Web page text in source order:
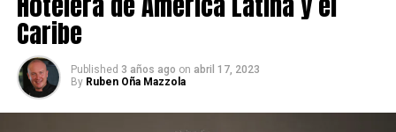
Caribe
Published 3 años ago on abril 17, 2023
By Ruben Oña Mazzola